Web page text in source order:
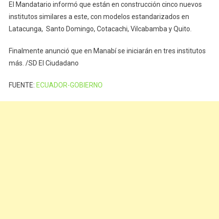
El Mandatario informó que están en construcción cinco nuevos
institutos similares a este, con modelos estandarizados en
Latacunga, Santo Domingo, Cotacachi, Vilcabamba y Quito.
Finalmente anunció que en Manabí se iniciarán en tres institutos
más. /SD El Ciudadano
FUENTE: ECUADOR-GOBIERNO